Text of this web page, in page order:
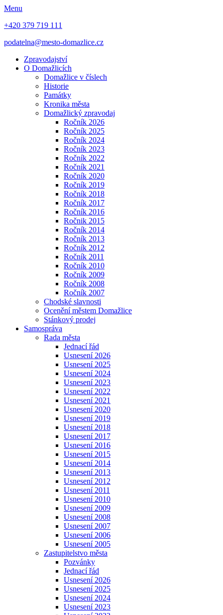
Menu
+420 379 719 111
podatelna@mesto-domazlice.cz
Zpravodajství
O Domažlicích
Domažlice v číslech
Historie
Památky
Kronika města
Domažlický zpravodaj
Ročník 2026
Ročník 2025
Ročník 2024
Ročník 2023
Ročník 2022
Ročník 2021
Ročník 2020
Ročník 2019
Ročník 2018
Ročník 2017
Ročník 2016
Ročnik 2015
Ročník 2014
Ročník 2013
Ročník 2012
Ročník 2011
Ročník 2010
Ročník 2009
Ročník 2008
Ročník 2007
Chodské slavnosti
Ocenění městem Domažlice
Stánkový prodej
Samospráva
Rada města
Jednací řád
Usnesení 2026
Usnesení 2025
Usnesení 2024
Usnesení 2023
Usnesení 2022
Usnesení 2021
Usnesení 2020
Usnesení 2019
Usnesení 2018
Usnesení 2017
Usnesení 2016
Usnesení 2015
Usnesení 2014
Usnesení 2013
Usnesení 2012
Usnesení 2011
Usnesení 2010
Usnesení 2009
Usnesení 2008
Usnesení 2007
Usnesení 2006
Usnesení 2005
Zastupitelstvo města
Pozvánky
Jednací řád
Usnesení 2026
Usnesení 2025
Usnesení 2024
Usnesení 2023